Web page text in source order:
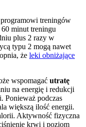
treningów
minut treningu
plus 2 razy w
typu 2 mogą nawet
że leki obniżające
wspomagać utratę
na energię i redukcji
Ponieważ podczas
większą ilość energii.
Aktywność fizyczna
krwi i poziom